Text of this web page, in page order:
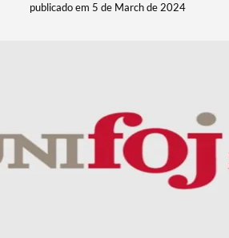
publicado em 5 de March de 2024